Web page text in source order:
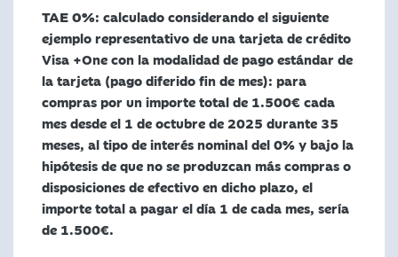
TAE 0%: calculado considerando el siguiente
ejemplo representativo de una tarjeta de crédito
Visa +One con la modalidad de pago estándar de
la tarjeta (pago diferido fin de mes): para
compras por un importe total de 1.500€ cada
mes desde el 1 de octubre de 2025 durante 35
meses, al tipo de interés nominal del 0% y bajo la
hipótesis de que no se produzcan más compras o
disposiciones de efectivo en dicho plazo, el
importe total a pagar el día 1 de cada mes, sería
de 1.500€.